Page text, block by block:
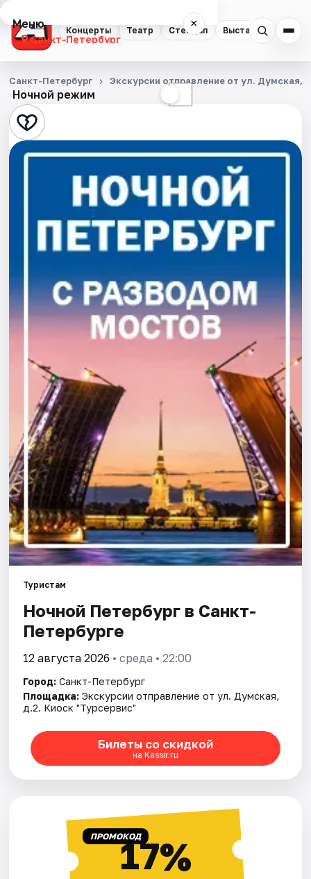
Концерты Театр Стендап Выставки
Меню ×
Санкт-Петербург
Концерты
Театр
Стендап
События
Площадки
Артисты
Рейтинги
Ночной режим ☾
Санкт-Петербург Экскурсии отправление от ул. Думская,
Туристам
Ночной Петербург в Санкт-
Петербурге
12 августа 2026 • среда • 22:00
Город: Санкт-Петербург
Площадка: Экскурсии отправление от ул. Думская,
д.2. Киоск "Турсервис"
Билеты со скидкой
на Kassir.ru
ПРОМОКОД17%